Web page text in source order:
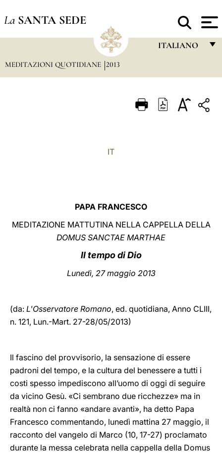
La SANTA SEDE
ITALIANO
ITALIANO
中文
LATINE
MEDITAZIONI QUOTIDIANE 2013
IT
PAPA FRANCESCO
MEDITAZIONE MATTUTINA NELLA CAPPELLA DELLA
DOMUS SANCTAE MARTHAE
Il tempo di Dio
Lunedì, 27 maggio 2013
(da: L'Osservatore Romano, ed. quotidiana, Anno CLIII,
n. 121, Lun.-Mart. 27-28/05/2013)
Il fascino del provvisorio, la sensazione di essere
padroni del tempo, e la cultura del benessere a tutti i
costi spesso impediscono all’uomo di oggi di seguire
da vicino Gesù. «Ci sembrano due ricchezze» ma in
realtà non ci fanno «andare avanti», ha detto Papa
Francesco commentando, lunedì mattina 27 maggio, il
racconto del vangelo di Marco (10, 17-27) proclamato
durante la messa celebrata nella cappella della Domus